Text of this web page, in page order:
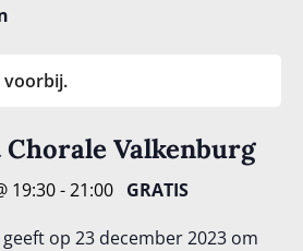
voorbij.
Valkenburg
19:30-21:00 GRATIS
op 23 december 2023 om